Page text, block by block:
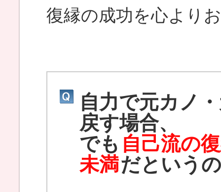
復縁の成功を心より
自力で元カノ
戻す場合、
でも 自己流の
未満だという